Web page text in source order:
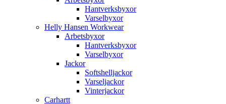
Hantverksbyxor
Varselbyxor
Helly Hansen Workwear
Arbetsbyxor
Hantverksbyxor
Varselbyxor
Jackor
Softshelljackor
Varseljackor
Vinterjackor
Carhartt